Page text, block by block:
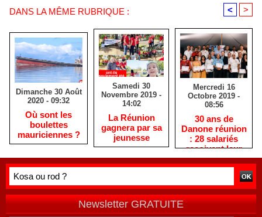
DANS LA MÊME RUBRIQUE : < >
Dimanche 30 Août
2020 - 09:32
Où sont les
boulettes
mauriciennes ?
Samedi 30
Novembre 2019 -
14:02
La Réunion
gagnera par sa
jeunesse
Mercredi 16
Octobre 2019 -
08:56
30 ans de
Danone réunion
: 28 salariés
reçoivent leur
médaille du
travail
Newsletter GRATUITE